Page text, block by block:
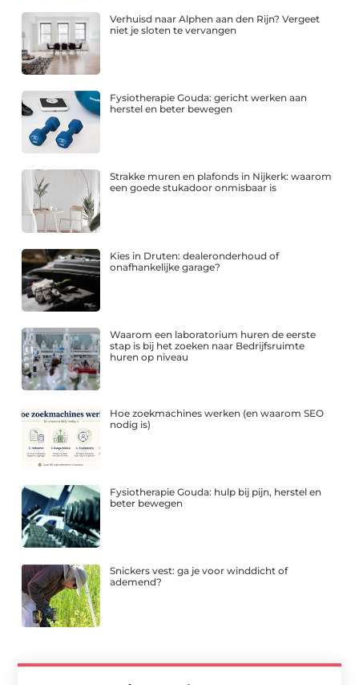
Verhuisd naar Alphen aan den Rijn? Vergeet
niet je sloten te vervangen
Fysiotherapie Gouda: gericht werken aan
herstel en beter bewegen
Strakke muren en plafonds in Nijkerk: waarom
een goede stukadoor onmisbaar is
Kies in Druten: dealeronderhoud of
onafhankelijke garage?
Waarom een laboratorium huren de eerste
stap is bij het zoeken naar Bedrijfsruimte
huren op niveau
Hoe zoekmachines werken (en waarom SEO
nodig is)
Fysiotherapie Gouda: hulp bij pijn, herstel en
beter bewegen
Snickers vest: ga je voor winddicht of
ademend?